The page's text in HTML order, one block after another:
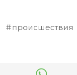
происшествия